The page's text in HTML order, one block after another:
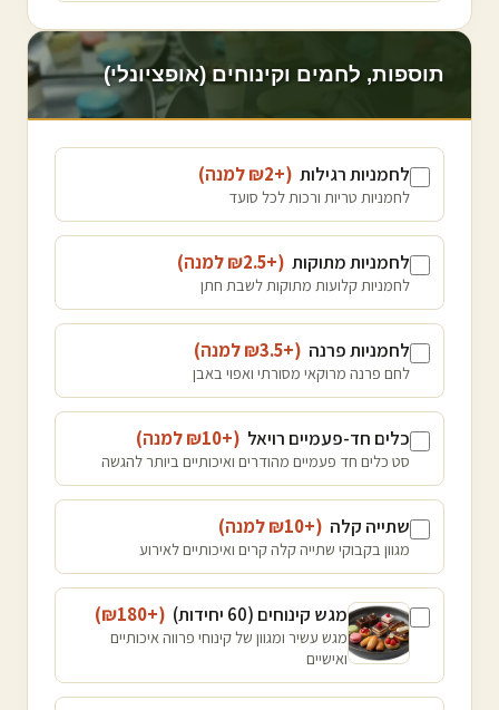
תוספות, לחמים וקינוחים (אופציונלי)
לחמניות רגילות (+₪
2 למנה)
לחמניות טריות ורכות לכל סועד
לחמניות מתוקות (+₪
2.5 למנה)
לחמניות קלועות מתוקות לשבת חתן
לחמניות פרנה (+₪
3.5 למנה)
לחם פרנה מרוקאי מסורתי ואפוי באבן
כלים חד-פעמיים רויאל (+₪
10 למנה)
סט כלים חד פעמיים מהודרים ואיכותיים ביותר להגשה
שתייה קלה (+₪
10 למנה)
מגוון בקבוקי שתייה קלה קרים ואיכותיים לאירוע
מגש קינוחים (60 יחידות) (+₪
180
)
מגש עשיר ומגוון של קינוחי פרווה איכותיים
ואישיים